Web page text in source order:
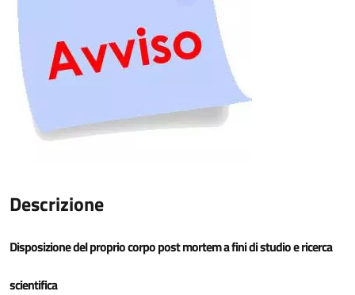
Descrizione
Disposizione del proprio corpo post mortem a fini di studio e ricerca
scientifica